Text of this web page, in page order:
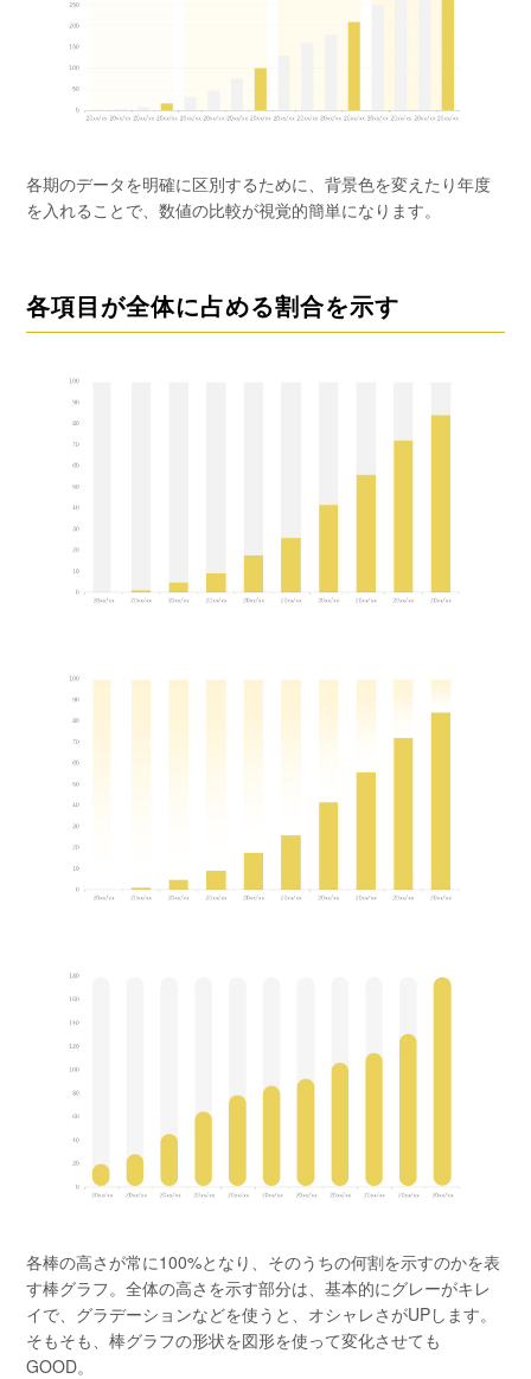
各期のデータを明確に区別するために、背景色を変えたり年度
を入れることで、数値の比較が視覚的簡単になります。
各項目が全体に占める割合を示す
各棒の高さが常に100%となり、そのうちの何割を示すのかを表
す棒グラフ。全体の高さを示す部分は、基本的にグレーがキレ
イで、グラデーションなどを使うと、オシャレさがUPします。
そもそも、棒グラフの形状を図形を使って変化させても
GOOD。